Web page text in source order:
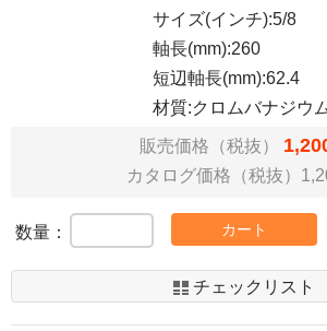
サイズ(インチ):5/8
軸長(mm):260
短辺軸長(mm):62.4
材質:クロムバナジウ
販売価格（税抜）
カタログ価格（税抜）
数量： カート
チェックリスト